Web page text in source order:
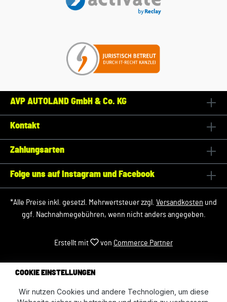
AVP AUTOLAND GmbH & Co. KG
Kontakt
Zahlungsarten
Folge uns auf Instagram und Facebook
*Alle Preise inkl. gesetzl. Mehrwertsteuer zzgl. Versandkosten und
ggf. Nachnahmegebühren, wenn nicht anders angegeben.
Erstellt mit von Commerce Partner
COOKIE EINSTELLUNGEN
Wir nutzen Cookies und andere Technologien, um diese